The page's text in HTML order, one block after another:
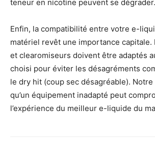
teneur en nicotine peuvent se dégrader.
Enfin, la compatibilité entre votre e-
matériel revêt une importance capitale.
et clearomiseurs doivent être adaptés
choisi pour éviter les désagréments
le dry hit (coup sec désagréable).
qu’un équipement inadapté peut
l’expérience du meilleur e-liquide du